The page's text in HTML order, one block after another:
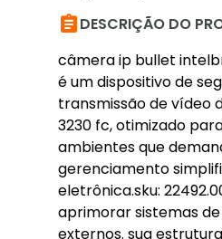
DESCRIÇÃO DO
câmera ip bullet
é um dispositivo de
transmissão de vídeo
3230 fc, otimizado
ambientes que
gerenciamento
eletrônica.sku:
aprimorar sistemas
externos. sua